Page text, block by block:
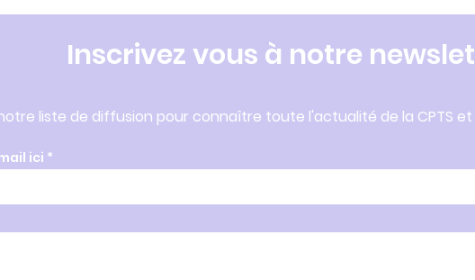
Inscrivez vous à notre
liste de diffusion pour connaître toute l'actualité de la CPTS et
ici